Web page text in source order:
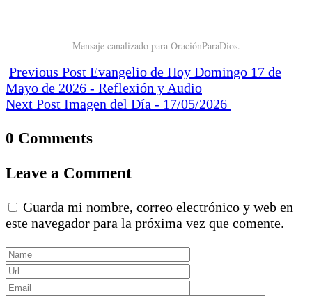
Mensaje canalizado para OraciónParaDios.
Previous Post Evangelio de Hoy Domingo 17 de
Mayo de 2026 - Reflexión y Audio
Next Post Imagen del Día - 17/05/2026
0 Comments
Leave a Comment
Guarda mi nombre, correo electrónico y web en
este navegador para la próxima vez que comente.